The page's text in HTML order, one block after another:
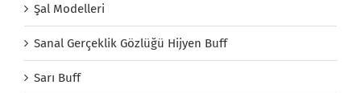
Şal Modelleri
Sanal Gerçeklik Gözlüğü Hijyen Buff
Sarı Buff